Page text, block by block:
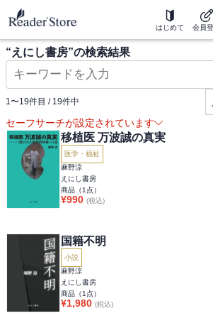
はじめて 会員
“えにし書房”の検索結果
1〜19件目 / 19件中
セーフサーチが設定されています
移植医 万波誠の真実
医学・福祉
麻野涼
えにし書房
商品（1 点）
¥990 (税込)
国籍不明
小説
麻野涼
えにし書房
商品（1 点）
¥1,980 (税込)